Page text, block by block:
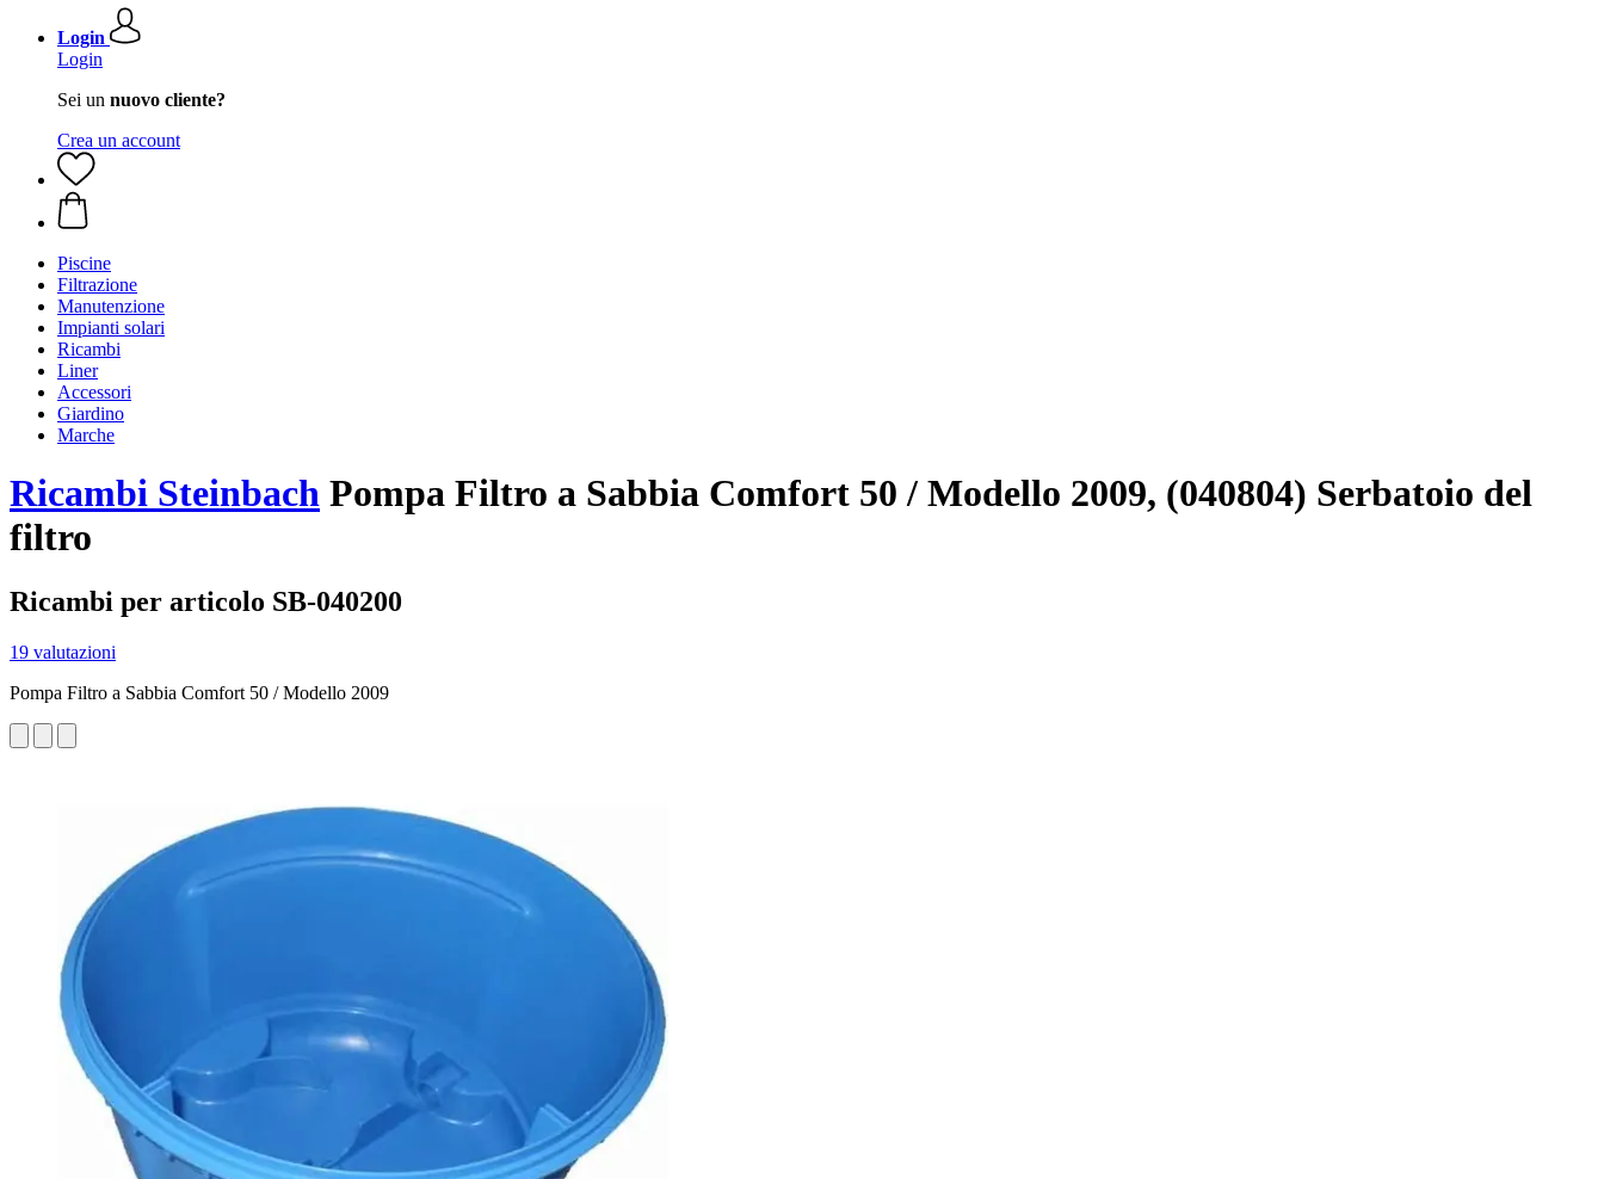
Login
Login
Sei un nuovo cliente?
Crea un account
Piscine
Filtrazione
Manutenzione
Impianti solari
Ricambi
Liner
Accessori
Giardino
Marche
Ricambi Steinbach Pompa Filtro a Sabbia Comfort 50 / Modello 2009, (040804) Serbatoio del
filtro
Ricambi per articolo SB-040200
19 valutazioni
Pompa Filtro a Sabbia Comfort 50 / Modello 2009